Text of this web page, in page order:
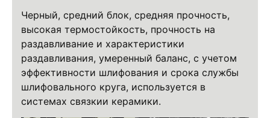
Черный, средний блок, средняя прочность,
высокая термостойкость, прочность на
раздавливание и характеристики
раздавливания, умеренный баланс, с учетом
эффективности шлифования и срока службы
шлифовального круга, используется в
системах связкии керамики.